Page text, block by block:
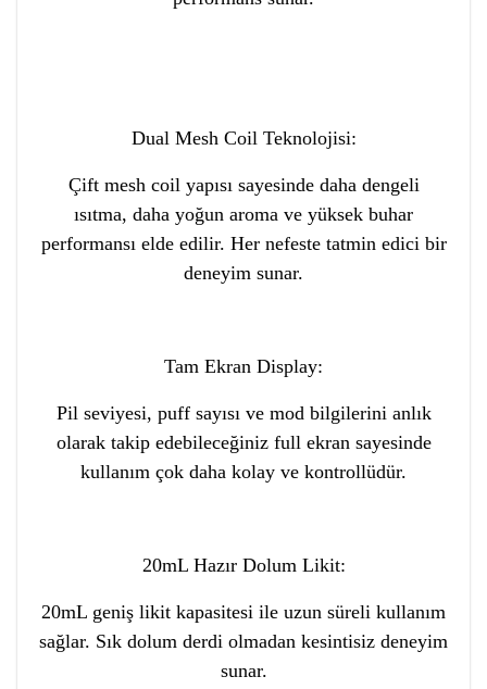
Dual Mesh Coil Teknolojisi:
Çift mesh coil yapısı sayesinde daha dengeli
ısıtma, daha yoğun aroma ve yüksek buhar
performansı elde edilir. Her nefeste tatmin edici bir
deneyim sunar.
Tam Ekran Display:
Pil seviyesi, puff sayısı ve mod bilgilerini anlık
olarak takip edebileceğiniz full ekran sayesinde
kullanım çok daha kolay ve kontrollüdür.
20mL Hazır Dolum Likit:
20mL geniş likit kapasitesi ile uzun süreli kullanım
sağlar. Sık dolum derdi olmadan kesintisiz deneyim
sunar.